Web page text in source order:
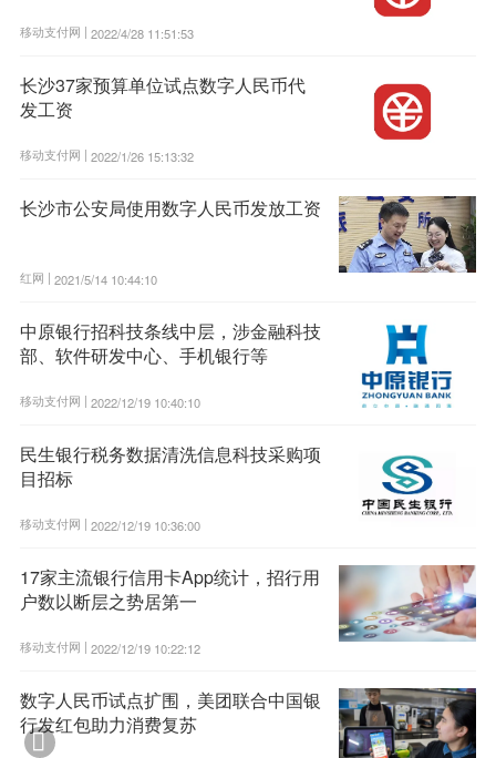
移动支付网 | 2022/4/28 11:51:53
长沙37家预算单位试点数字人民币代
发工资
移动支付网 | 2022/1/26 15:13:32
长沙市公安局使用数字人民币发放工资
红网 | 2021/5/14 10:44:10
中原银行招科技条线中层，涉金融科技
部、软件研发中心、手机银行等
移动支付网 | 2022/12/19 10:40:10
民生银行税务数据清洗信息科技采购项
目招标
移动支付网 | 2022/12/19 10:36:00
17家主流银行信用卡App统计，招行用
户数以断层之势居第一
移动支付网 | 2022/12/19 10:22:12
数字人民币试点扩围，美团联合中国银
行发红包助力消费复苏
